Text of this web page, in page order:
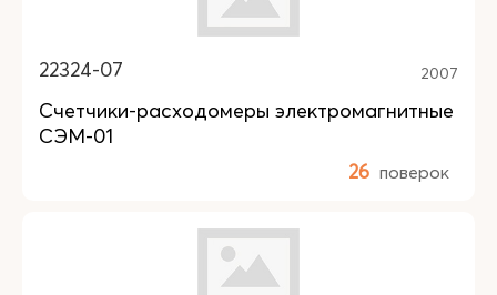
22324-07 2007
Счетчики-расходомеры электромагнитные
СЭМ-01
26 поверок